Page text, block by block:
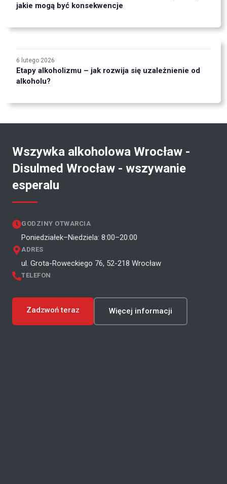
jakie mogą być konsekwencje
6 lutego 2026
Etapy alkoholizmu – jak rozwija się uzależnienie od
alkoholu?
Wszywka alkoholowa Wrocław -
Disulmed Wrocław - wszywanie
esperalu
GODZINY OTWARCIA
Poniedziałek–Niedziela: 8:00–20:00
ADRES
ul. Grota-Roweckiego 76, 52-218 Wrocław
TELEFON
Zadzwoń teraz Więcej informacji